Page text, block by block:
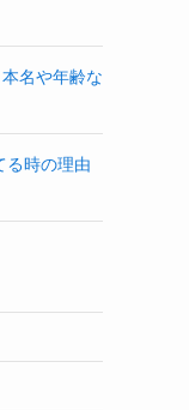
名や年齢な
る時の理由